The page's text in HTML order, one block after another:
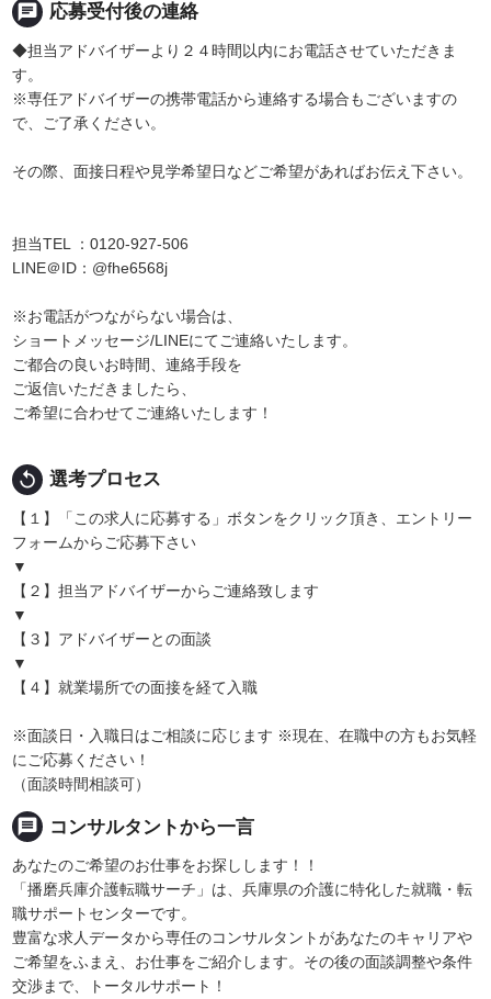
chat 応募受付後の連絡
◆担当アドバイザーより２４時間以内にお電話させていただきま
す。
※専任アドバイザーの携帯電話から連絡する場合もございますの
で、ご了承ください。
その際、面接日程や見学希望日などご希望があればお伝え下さい。
担当TEL ：0120-927-506
LINE＠ID：@fhe6568j
※お電話がつながらない場合は、
ショートメッセージ/LINEにてご連絡いたします。
ご都合の良いお時間、連絡手段を
ご返信いただきましたら、
ご希望に合わせてご連絡いたします！
replay 選考プロセス
【１】「この求人に応募する」ボタンをクリック頂き、エントリー
フォームからご応募下さい
▼
【２】担当アドバイザーからご連絡致します
▼
【３】アドバイザーとの面談
▼
【４】就業場所での面接を経て入職
※面談日・入職日はご相談に応じます ※現在、在職中の方もお気軽
にご応募ください！
（面談時間相談可）
message コンサルタントから一言
あなたのご希望のお仕事をお探しします！！
「播磨兵庫介護転職サーチ」は、兵庫県の介護に特化した就職・転
職サポートセンターです。
豊富な求人データから専任のコンサルタントがあなたのキャリアや
ご希望をふまえ、お仕事をご紹介します。その後の面談調整や条件
交渉まで、トータルサポート！